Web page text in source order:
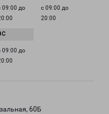
09:00 до
с 09:00 до
20:00
09:00 до
60Б